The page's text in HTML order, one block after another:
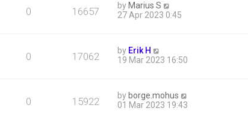
0 16657 by Marius S
27 Apr 2023 0:45
0 17062 by Erik H
19 Mar 2023 16:50
0 15922 by borge.mohus
01 Mar 2023 19:43